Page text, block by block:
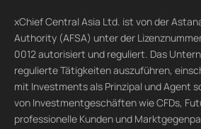
xChief Central Asia Ltd. ist von der
Authority (AFSA) unter der
0012 autorisiert und reguliert. Das
regulierte Tätigkeiten auszuführen,
mit Investments als Prinzipal und Agent
von Investmentgeschäften wie CFDs,
professionelle Kunden und